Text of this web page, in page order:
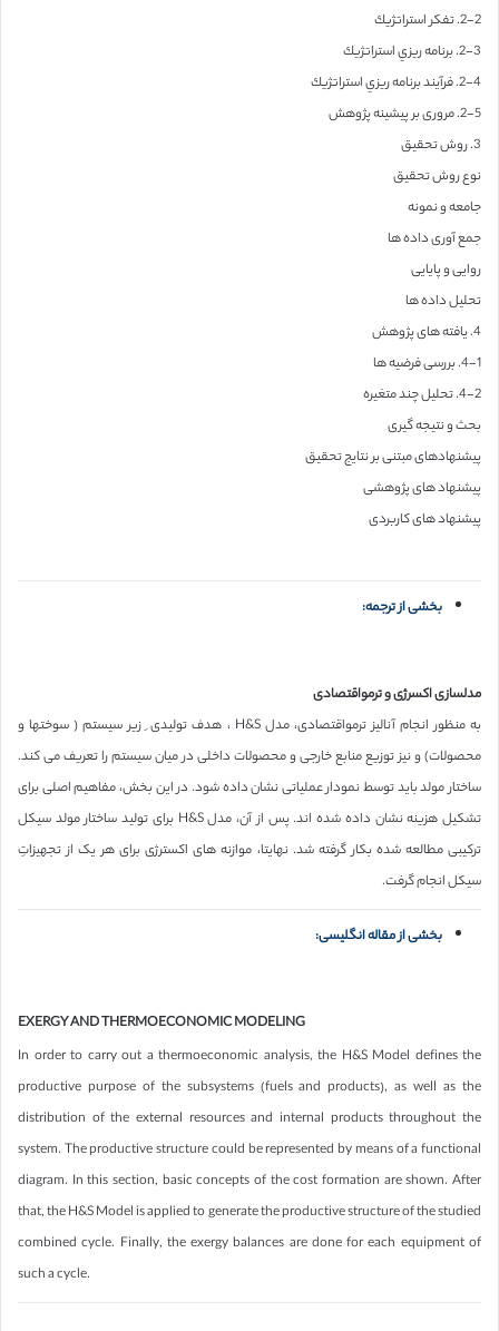
2-2. تفكر استراتژيك
2-3. برنامه ريزي استراتژيك
2-4. فرآيند برنامه ريزي استراتژيك
2-5. مروری بر پیشینه پژوهش
3. روش تحقیق
نوع روش تحقیق
جامعه و نمونه
جمع آوری داده ها
روایی و پایایی
تحلیل داده ها
4. یافته های پژوهش
4-1. بررسی فرضیه ها
4-2. تحلیل چند متغیره
بحث و نتیجه گیری
پیشنهادهای مبتنی بر نتایج تحقیق
پیشنهاد های پژوهشی
پیشنهاد های کاربردی
بخشی از ترجمه:
مدلسازی اکسرژی و ترمواقتصادی
به منظور انجام آنالیز ترمواقتصادی، مدل H&S ، هدف تولیدی ِ زیر سیستم ( سوختها و
محصولات) و نیز توزیع منابع خارجی و محصولات داخلی در میان سیستم را تعریف می کند.
ساختار مولد باید توسط نمودار عملیاتی نشان داده شود. در این بخش، مفاهیم اصلی برای
تشکیل هزینه نشان داده شده اند. پس از آن، مدل H&S برای تولید ساختار مولد سیکل
ترکیبی مطالعه شده بکار گرفته شد. نهایتا، موازنه های اکسترژی برای هر یک از تجهیزاتِ
سیکل انجام گرفت.
بخشی از مقاله انگلیسی:
EXERGY AND THERMOECONOMIC MODELING
In order to carry out a thermoeconomic analysis, the H&S Model defines the
productive purpose of the subsystems (fuels and products), as well as the
distribution of the external resources and internal products throughout the
system. The productive structure could be represented by means of a functional
diagram. In this section, basic concepts of the cost formation are shown. After
that, the H&S Model is applied to generate the productive structure of the studied
combined cycle. Finally, the exergy balances are done for each equipment of
such a cycle.